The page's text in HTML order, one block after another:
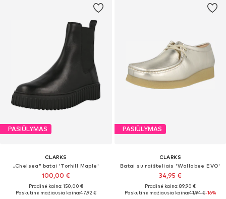
PASIŪLYMAS
CLARKS
„Chelsea“ batai 'Torhill Maple'
100,00 €
Pradinė kaina: 150,00 €
Paskutinė mažiausia kaina:47,92 €
PASIŪLYMAS
CLARKS
Batai su raišteliais 'Wallabee EVO'
34,95 €
Pradinė kaina: 89,90 €
Paskutinė mažiausia kaina:41,94 €-16%